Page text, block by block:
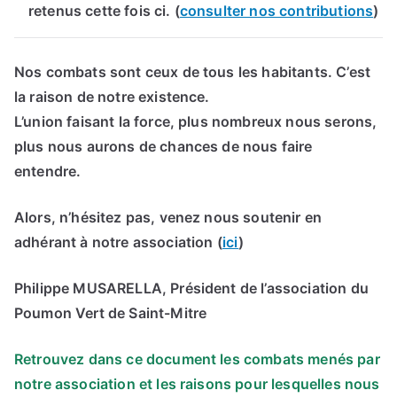
retenus cette fois ci. (consulter nos contributions)
Nos combats sont ceux de tous les habitants. C’est
la raison de notre existence.
L’union faisant la force, plus nombreux nous serons,
plus nous aurons de chances de nous faire
entendre.
Alors, n’hésitez pas, venez nous soutenir en
adhérant à notre association (ici)
Philippe MUSARELLA, Président de l’association du
Poumon Vert de Saint-Mitre
Retrouvez dans ce document les combats menés par
notre association et les raisons pour lesquelles nous